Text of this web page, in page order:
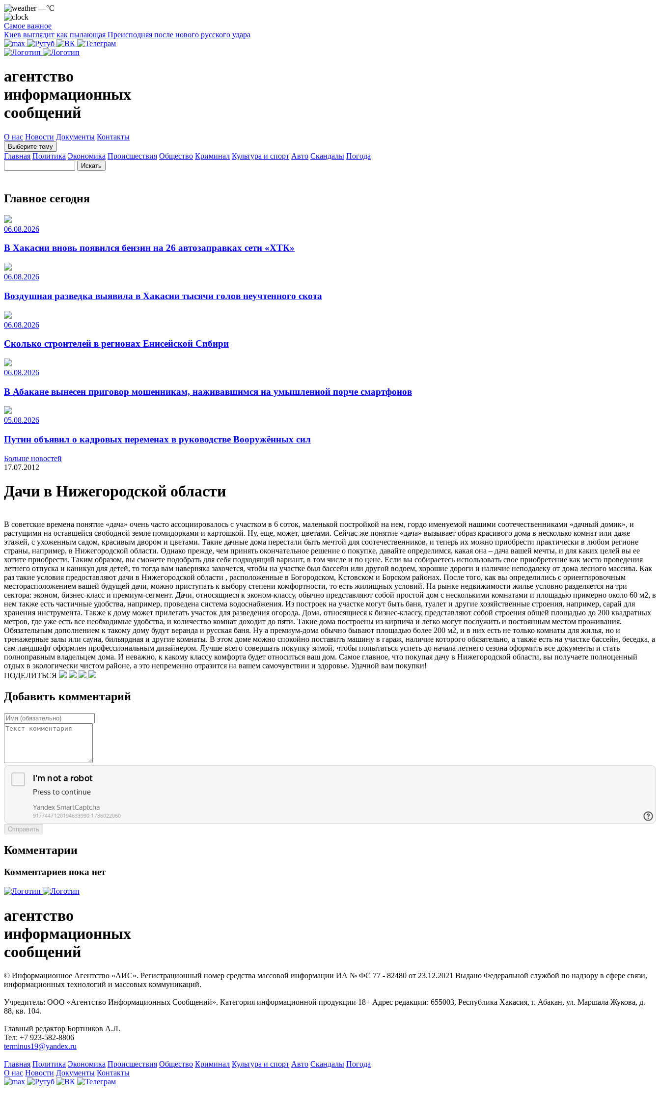
—°C
Самое важное
Киев выглядит как пылающая Преисподняя после нового русского удара
агентство
информационных
сообщений
О нас Новости Документы Контакты
Выберите тему
Главная Политика Экономика Происшествия Общество Криминал Культура и спорт Авто Скандалы Погода
Главное сегодня
06.08.2026
В Хакасии вновь появился бензин на 26 автозаправках сети «ХТК»
06.08.2026
Воздушная разведка выявила в Хакасии тысячи голов неучтенного скота
06.08.2026
Сколько строителей в регионах Енисейской Сибири
06.08.2026
В Абакане вынесен приговор мошенникам, наживавшимся на умышленной порче смартфонов
05.08.2026
Путин объявил о кадровых переменах в руководстве Вооружённых сил
Больше новостей
17.07.2012
Дачи в Нижегородской области
В советские времена понятие «дача» очень часто ассоциировалось с участком в 6 соток, маленькой постройкой на нем, гордо именуемой нашими соотечественниками «дачный домик», и
растущими на оставшейся свободной земле помидорками и картошкой. Ну, еще, может, цветами. Сейчас же понятие «дача» вызывает образ красивого дома в несколько комнат или даже
этажей, с ухоженным садом, красивым двором и цветами. Такие дачные дома перестали быть мечтой для соотечественников, и теперь их можно приобрести практически в любом регионе
страны, например, в Нижегородской области. Однако прежде, чем принять окончательное решение о покупке, давайте определимся, какая она – дача вашей мечты, и для каких целей вы ее
хотите приобрести. Таким образом, вы сможете подобрать для себя подходящий вариант, в том числе и по цене. Если вы собираетесь использовать свое приобретение как место проведения
летнего отпуска и каникул для детей, то тогда вам наверняка захочется, чтобы на участке был бассейн или другой водоем, хорошие дороги и наличие неподалеку от дома лесного массива. Как
раз такие условия предоставляют дачи в Нижегородской области , расположенные в Богородском, Кстовском и Борском районах. После того, как вы определились с ориентировочным
месторасположением вашей будущей дачи, можно приступать к выбору степени комфортности, то есть жилищных условий. На рынке недвижимости жилье условно разделяется на три
сектора: эконом, бизнес-класс и премиум-сегмент. Дачи, относящиеся к эконом-классу, обычно представляют собой простой дом с несколькими комнатами и площадью примерно около 60 м2, в
нем также есть частичные удобства, например, проведена система водоснабжения. Из построек на участке могут быть баня, туалет и другие хозяйственные строения, например, сарай для
хранения инструмента. Также к дому может прилегать участок для разведения огорода. Дома, относящиеся к бизнес-классу, представляют собой строения общей площадью до 200 квадратных
метров, где уже есть все необходимые удобства, и количество комнат доходит до пяти. Такие дома построены из кирпича и легко могут послужить и постоянным местом проживания.
Обязательным дополнением к такому дому будут веранда и русская баня. Ну а премиум-дома обычно бывают площадью более 200 м2, и в них есть не только комнаты для жилья, но и
тренажерные залы или сауна, бильярдная и другие комнаты. В этом доме можно спокойно поставить машину в гараж, наличие которого обязательно, а также есть на участке бассейн, беседка, а
сам ландшафт оформлен профессиональным дизайнером. Лучше всего совершать покупку зимой, чтобы попытаться успеть до начала летнего сезона оформить все документы и стать
полноправным владельцем дома. И неважно, к какому классу комфорта будет относиться ваш дом. Самое главное, что покупая дачу в Нижегородской области, вы получаете полноценный
отдых в экологически чистом районе, а это непременно отразится на вашем самочувствии и здоровье. Удачной вам покупки!
ПОДЕЛИТЬСЯ
Добавить комментарий
Отправить
Комментарии
Комментариев пока нет
агентство
информационных
сообщений
© Информационное Агентство «АИС». Регистрационный номер средства массовой информации ИА № ФС 77 - 82480 от 23.12.2021 Выдано Федеральной службой по надзору в сфере связи,
информационных технологий и массовых коммуникаций.
Учредитель: ООО «Агентство Информационных Сообщений». Категория информационной продукции 18+ Адрес редакции: 655003, Республика Хакасия, г. Абакан, ул. Маршала Жукова, д.
88, кв. 104.
Главный редактор Бортников А.Л.
Тел: +7 923-582-8806
terminus19@yandex.ru
Главная Политика Экономика Происшествия Общество Криминал Культура и спорт Авто Скандалы Погода
О нас Новости Документы Контакты